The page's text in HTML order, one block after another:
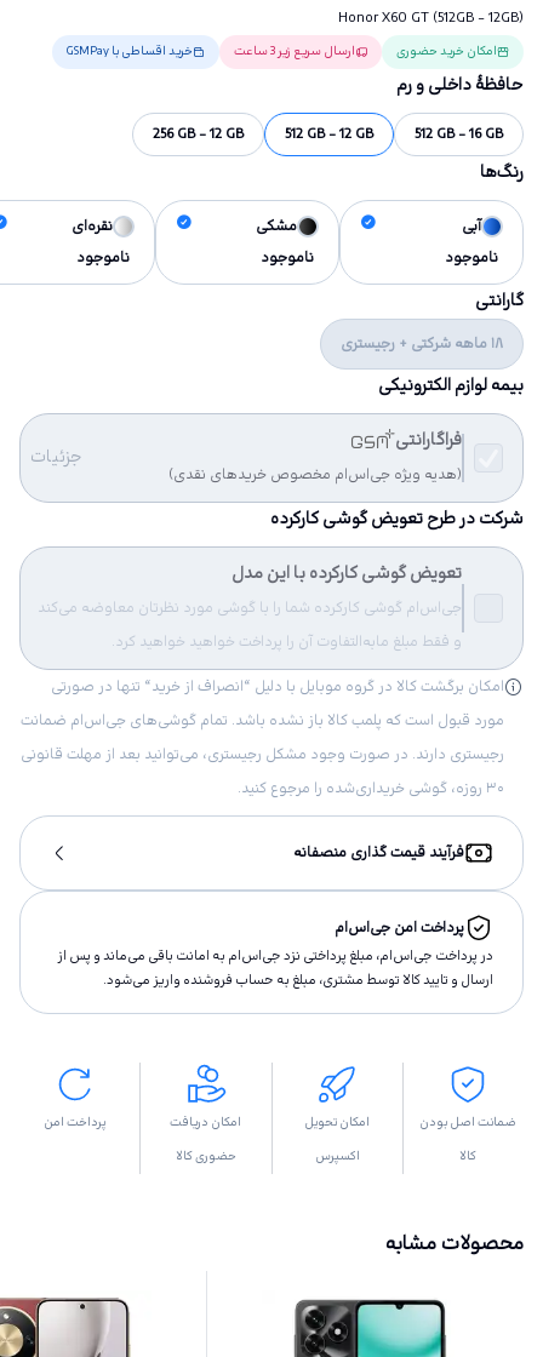
Honor X60 GT (512GB - 12GB)
امکان خرید حضوری ارسال سریع زیر 3 ساعت خرید اقساطی با GSMPay
حافظهٔ داخلی و رم
512 GB - 16 GB
512 GB - 12 GB
256 GB - 12 GB
رنگ‌ها
آبی
ناموجود
مشکی
ناموجود
نقره‌ای
ناموجود
گارانتی
18 ماهه شرکتی + رجیستری
بیمه لوازم الکترونیکی
فراگارانتی
(هدیه ویژه جی‌اس‌ام مخصوص خریدهای نقدی)
جزئیات
شرکت در طرح تعویض گوشی کارکرده
تعویض گوشی کارکرده با این مدل
جی‌اس‌ام گوشی کارکرده شما را با گوشی مورد نظرتان معاوضه می‌کند
و فقط مبلغ مابه‌التفاوت آن را پرداخت خواهید خواهید کرد.
امکان برگشت کالا در گروه موبایل با دلیل “انصراف از خرید“ تنها در صورتی
مورد قبول است که پلمب کالا باز نشده باشد. تمام گوشی‌های جی‌اس‌ام ضمانت
رجیستری دارند. در صورت وجود مشکل رجیستری، می‌توانید بعد از مهلت قانونی
۳۰ روزه، گوشی خریداری‌شده را مرجوع کنید.
فرآیند قیمت گذاری منصفانه
پرداخت امن جی‌اس‌ام
در پرداخت جی‌اس‌ام، مبلغ پرداختى نزد جی‌اس‌ام به امانت باقى مى‌ماند و پس از
ارسال و تاييد كالا توسط مشتری، مبلغ به حساب فروشنده واريز مى‌شود.
ضمانت اصل بودن
کالا
امکان تحویل
اکسپرس
امکان دریافت
حضوری کالا
پرداخت امن
محصولات مشابه